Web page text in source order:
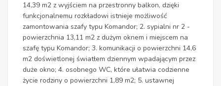
14,39 m2 z wyjściem na przestronny balkon, dzięki
funkcjonalnemu rozkładowi istnieje możliwość
zamontowania szafy typu Komandor; 2. sypialni nr 2 -
powierzchnia 13,11 m2 z dużym oknem i miejscem na
szafę typu Komandor; 3. komunikacji o powierzchni 14,6
m2 doświetlonej światłem dziennym wpadającym przez
duże okno; 4. osobnego WC, które ułatwia codzienne
życie rodziny o powierzchni 1,89 m2; 5. ustawnej